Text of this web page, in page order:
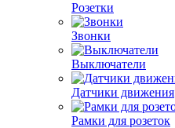
Розетки
Звонки
Выключатели
Датчики движения
Рамки для розеток